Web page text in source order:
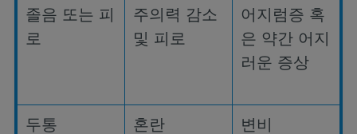
졸음 또는 피
로
주의력 감소
및 피로
어지럼증 혹
은 약간 어지
러운 증상
두통 혼란 변비